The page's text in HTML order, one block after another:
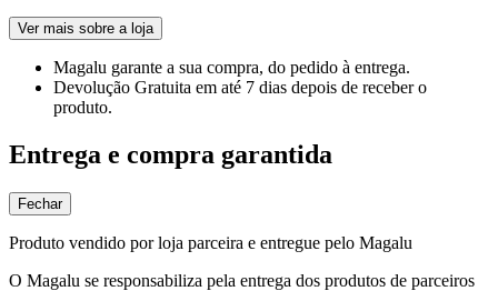
Ver mais sobre a loja
Magalu garante a sua compra, do pedido à entrega.
Devolução Gratuita em até 7 dias depois de receber o
produto.
Entrega e compra garantida
Fechar
Produto vendido por loja parceira e entregue pelo Magalu
O Magalu se responsabiliza pela entrega dos produtos de parceiros